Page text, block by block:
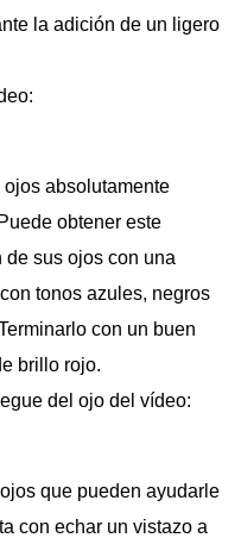
la adición de un ligero
absolutamente
obtener este
sus ojos con una
tonos azules, negros
con un buen
brillo rojo.
del ojo del vídeo:
que pueden ayudarle
con echar un vistazo a